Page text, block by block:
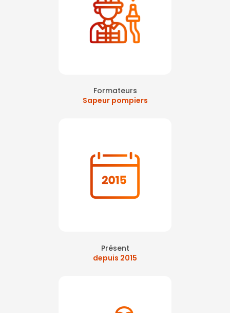
Formateurs
Sapeur pompiers
Présent
depuis 2015